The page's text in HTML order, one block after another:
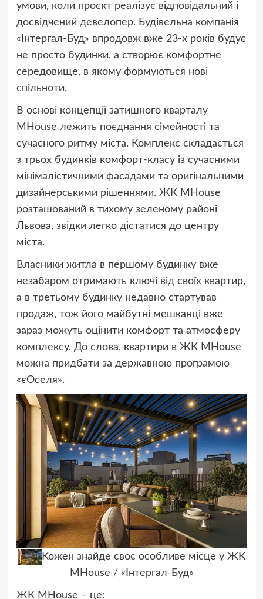
умови, коли проєкт реалізує відповідальний і
досвідчений девелопер. Будівельна компанія
«Інтергал-Буд» впродовж вже 23-х років будує
не просто будинки, а створює комфортне
середовище, в якому формуються нові
спільноти.
В основі концепції затишного кварталу
MHouse лежить поєднання сімейності та
сучасного ритму міста. Комплекс складається
з трьох будинків комфорт-класу із сучасними
мінімалістичними фасадами та оригінальними
дизайнерськими рішеннями. ЖК MHouse
розташований в тихому зеленому районі
Львова, звідки легко дістатися до центру
міста.
Власники житла в першому будинку вже
незабаром отримають ключі від своїх квартир,
а в третьому будинку недавно стартував
продаж, тож його майбутні мешканці вже
зараз можуть оцінити комфорт та атмосферу
комплексу. До слова, квартири в ЖК MHouse
можна придбати за державною програмою
«єОселя».
Кожен знайде своє особливе місце у ЖК
MHouse / «Інтергал-Буд»
ЖК MHouse – це: